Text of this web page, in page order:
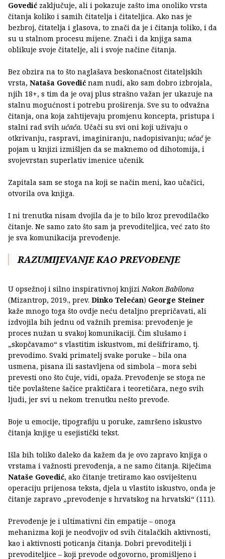
Govedić zaključuje, ali i pokazuje zašto ima onoliko vrsta
čitanja koliko i samih čitatelja i čitateljica. Ako nas je
bezbroj, čitatelja i glasova, to znači da je i čitanja toliko, i da
su u stalnom procesu mijene. Znači i da knjiga sama
oblikuje svoje čitatelje, ali i svoje načine čitanja.
Bez obzira na to što naglašava beskonačnost čitateljskih
vrsta, Nataša Govedić nam nudi, ako sam dobro izbrojala,
njih 18+, s tim da je ovaj plus strašno važan jer ukazuje na
stalnu mogućnost i potrebu proširenja. Sve su to odvažna
čitanja, ona koja zahtijevaju promjenu koncepta, pristupa i
stalni rad svih učača. Učači su svi oni koji uživaju o
otkrivanju, raspravi, imaginiranju, nadopisivanju; učačje
pojam u knjizi izmišljen da se maknemo od dihotomija, i
svojevrstan superlativ imenice učenik.
Zapitala sam se stoga na koji se način meni, kao učačici,
otvorila ova knjiga.
I ni trenutka nisam dvojila da je to bilo kroz prevodilačko
čitanje. Ne samo zato što sam ja prevoditeljica, već zato što
je sva komunikacija prevođenje.
RAZUMIJEVANJE KAO PREVOĐENJE
U opsežnoj i silno inspirativnoj knjiziNakon Babilona
(Mizantrop, 2019., prev. Dinko Telećan) George Steiner
kaže mnogo toga što ovdje neću detaljno prepričavati, ali
izdvojila bih jednu od važnih premisa: prevođenje je
proces nužan u svakoj komunikaciji. Čim slušamo i
„skopčavamo“ s vlastitim iskustvom, mi dešifriramo, tj.
prevodimo. Svaki primatelj svake poruke – bila ona
usmena, pisana ili sastavljena od simbola – mora sebi
prevesti ono što čuje, vidi, opaža. Prevođenje se stoga ne
tiče povlaštene šačice praktičara i teoretičara, nego svih
ljudi, jer svi u nekom trenutku nešto prevode.
Boje u emocije, tipografiju u poruke, zamršeno iskustvo
čitanja knjige u esejistički tekst.
Išla bih toliko daleko da kažem da je ovo zapravo knjiga o
vrstama i važnosti prevođenja, a ne samo čitanja. Riječima
Nataše Govedić, ako čitanje tretiramo kao osviještenu
operaciju prijenosa teksta, djela u vlastito iskustvo, onda je
čitanje zapravo „prevođenje s hrvatskog na hrvatski“ (111).
Prevođenje je i ultimativni čin empatije – onoga
mehanizma koji je neodvojiv od svih čitalačkih aktivnosti,
kao i aktivnosti poticanja čitanja. Dobri prevoditelji i
prevoditeljice – koji prevode odgovorno, promišljeno i